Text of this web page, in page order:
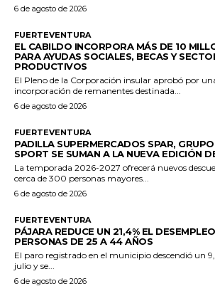
6 de agosto de 2026
FUERTEVENTURA
EL CABILDO INCORPORA MÁS DE 10
PARA AYUDAS SOCIALES, BECAS Y
PRODUCTIVOS
El Pleno de la Corporación insular aprobó por
incorporación de remanentes destinada...
6 de agosto de 2026
FUERTEVENTURA
PADILLA SUPERMERCADOS SPAR,
SPORT SE SUMAN A LA NUEVA EDICIÓN
La temporada 2026-2027 ofrecerá nuevos
cerca de 300 personas mayores...
6 de agosto de 2026
FUERTEVENTURA
PÁJARA REDUCE UN 21,4% EL
PERSONAS DE 25 A 44 AÑOS
El paro registrado en el municipio descendió un
julio y se...
6 de agosto de 2026